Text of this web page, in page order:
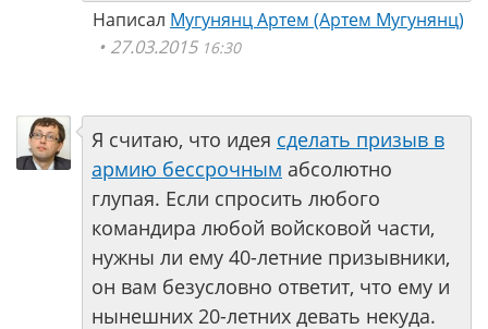
Написал Мугунянц Артем (Артем Мугунянц)
27.03.2015 16:30
Я считаю, что идея сделать призыв в
армию бессрочным абсолютно
глупая. Если спросить любого
командира любой войсковой части,
нужны ли ему 40-летние призывники,
он вам безусловно ответит, что ему и
нынешних 20-летних девать некуда.